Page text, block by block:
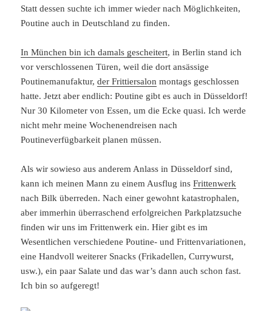
Statt dessen suchte ich immer wieder nach Möglichkeiten,
Poutine auch in Deutschland zu finden.
In München bin ich damals gescheitert, in Berlin stand ich
vor verschlossenen Türen, weil die dort ansässige
Poutinemanufaktur,der Frittiersalon montags geschlossen
hatte. Jetzt aber endlich: Poutine gibt es auch in Düsseldorf!
Nur 30 Kilometer von Essen, um die Ecke quasi. Ich werde
nicht mehr meine Wochenendreisen nach
Poutineverfügbarkeit planen müssen.
Als wir sowieso aus anderem Anlass in Düsseldorf sind,
kann ich meinen Mann zu einem Ausflug insFrittenwerk
nach Bilk überreden. Nach einer gewohnt katastrophalen,
aber immerhin überraschend erfolgreichen Parkplatzsuche
finden wir uns im Frittenwerk ein. Hier gibt es im
Wesentlichen verschiedene Poutine- und Frittenvariationen,
eine Handvoll weiterer Snacks (Frikadellen, Currywurst,
usw.), ein paar Salate und das war’s dann auch schon fast.
Ich bin so aufgeregt!